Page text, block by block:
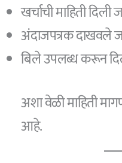
खर्चाची माहिती दिली
अंदाजपत्रक दाखवले
बिले उपलब्ध करून
अशा वेळी माहिती
आहे.